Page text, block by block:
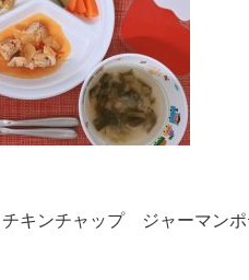
キンチャップ ジャーマン